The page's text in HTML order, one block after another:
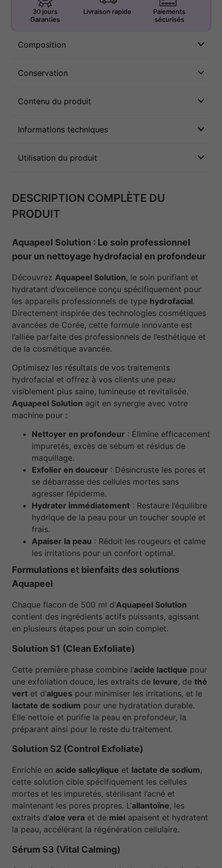
30 jours
Garanties
Livraison rapide
Paiements
sécurisés
Composition
Conservation
Contenu du produit
Informations techniques
Utilisation du produit
DESCRIPTION COMPLÈTE DU
PRODUIT
Aquapeel Solution : Le soin professionnel
pour un nettoyage hydrofacial en profondeur
Découvrez Aquapeel Solution, le soin purifiant et
hydratant d’excellence conçu spécifiquement pour
les appareils professionnels de type hydrofacial.
Directement inspirée des technologies cosmétiques
avancées de Corée, cette formule innovante est
l’alliée parfaite des professionnels de l’esthétique et
de la cosmétique avancée.
Optimisez les résultats de vos traitements
hydrofacial et offrez à vos clients une peau
visiblement plus saine, lumineuse et revitalisée.
Aquapeel Solution agit en synergie avec votre
machine pour :
Nettoyer en profondeur : Élimine efficacement
impuretés, excès de sébum et résidus de
maquillage.
Exfolier en douceur : Désincruste les pores et
se débarrasse des cellules mortes sans
agresser l’épiderme.
Hydrater immédiatement : Restaure l’équilibre
hydrique de la peau pour un toucher souple et
frais.
Apaiser la peau : Réduit les rougeurs et calme
les irritations pour un confort optimal.
Formulations et bienfaits des solutions
Aquapeel
Chaque flacon de 500 ml d’Aquapeel Solution
contient des ingrédients actifs puissants, agissant
en plusieurs étapes pour un soin complet.
Solution S1 (Clean Exfoliate)
Cette première phase combine l’acide lactique pour
une exfoliation douce, les extraits de levure, de thé
vert et d’algues pour minimiser les irritations, et le
lactate de sodium pour une hydratation durable.
Elle nettoie et purifie la peau en profondeur, la
préparant ainsi pour le reste du traitement.
Solution S2 (Control Exfoliate)
Enrichie en acide salicylique et lactate de sodium,
cette solution cible spécifiquement les cellules
mortes et les impuretés, stérilisant l’acné et
maintenant les pores propres. L’allantoïne, les
extraits d’aloe vera et de miel apaisent et hydratent
la peau, accélérant la régénération cellulaire.
Sérum S3 (Vital Calming)